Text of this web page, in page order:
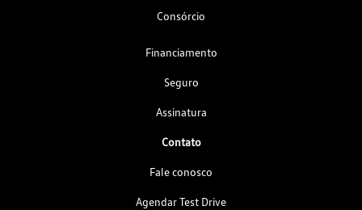
Consórcio
Financiamento
Seguro
Assinatura
Contato
Fale conosco
Agendar Test Drive